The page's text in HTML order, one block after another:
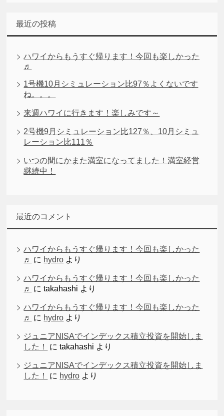
最近の投稿
ハワイからもうすぐ帰ります！今回も楽しかった
♬
1号機10月シミュレーション比97％よくないです
ね。。。
来週ハワイに行きます！楽しみです～
2号機9月シミュレーション比127％、10月シミュ
レーション比111％
いつの間にかまた満室になってました！満室経営
継続中！
最近のコメント
ハワイからもうすぐ帰ります！今回も楽しかった
♬
に hydro より
ハワイからもうすぐ帰ります！今回も楽しかった
♬
にtakahashi より
ハワイからもうすぐ帰ります！今回も楽しかった
♬
に hydro より
ジュニアNISAでインデックス積立投資を開始しま
した！
にtakahashi より
ジュニアNISAでインデックス積立投資を開始しま
した！
に hydro より